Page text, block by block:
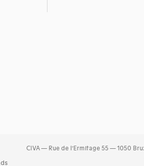
CIVA — Rue de l’Ermitage 55 — 1050